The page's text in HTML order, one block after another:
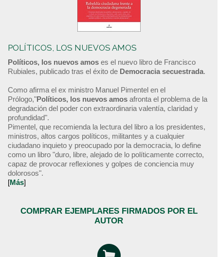
POLÍTICOS, LOS NUEVOS AMOS
Políticos, los nuevos amos es el nuevo libro de Francisco
Rubiales, publicado tras el éxito de Democracia secuestrada.
Como afirma el ex ministro Manuel Pimentel en el
Prólogo,"Políticos, los nuevos amos afronta el problema de la
degradación del poder con extraordinaria valentía, claridad y
profundidad".
Pimentel, que recomienda la lectura del libro a los presidentes,
ministros, altos cargos políticos, militantes y a cualquier
ciudadano inquieto y preocupado por la democracia, lo define
como un libro "duro, libre, alejado de lo políticamente correcto,
capaz de provocar reflexiones y golpes de conciencia muy
dolorosos".
[Más]
COMPRAR EJEMPLARES FIRMADOS POR EL
AUTOR